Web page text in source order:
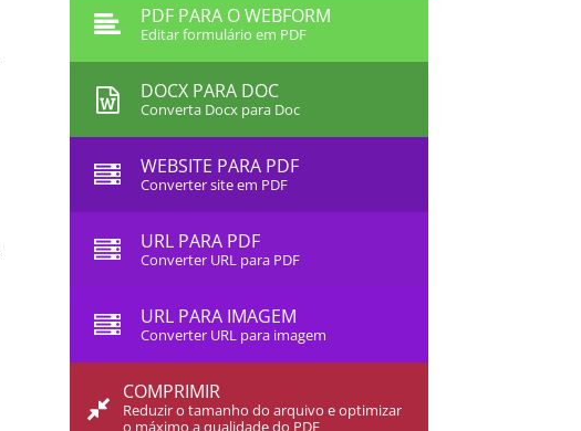
PDF PARA O WEBFORM
Editar formulário em PDF
DOCX PARA DOC
Converta Docx para Doc
WEBSITE PARA PDF
Converter site em PDF
URL PARA PDF
Converter URL para PDF
URL PARA IMAGEM
Converter URL para imagem
COMPRIMIR
Reduzir o tamanho do arquivo e optimizar
o máximo a qualidade do PDF